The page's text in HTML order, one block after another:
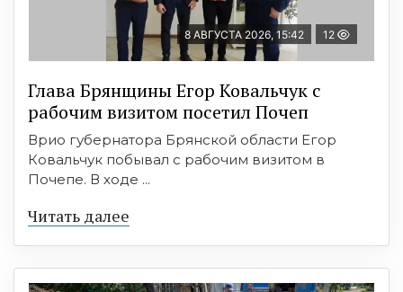
8 АВГУСТА 2026, 15:42 12
Глава Брянщины Егор Ковальчук с
рабочим визитом посетил Почеп
Врио губернатора Брянской области Егор
Ковальчук побывал с рабочим визитом в
Почепе. В ходе ...
Читать далее